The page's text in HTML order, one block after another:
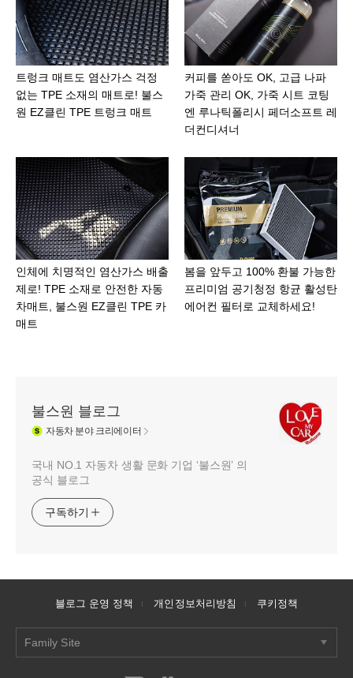
트렁크 매트도 염산가스 걱정
없는 TPE 소재의 매트로! 불스
원 EZ클린 TPE 트렁크 매트
커피를 쏟아도 OK, 고급 나파
가죽 관리 OK, 가죽 시트 코팅
엔 루나틱폴리시 페더소프트 레
더컨디셔너
인체에 치명적인 염산가스 배출
제로! TPE 소재로 안전한 자동
차매트, 불스원 EZ클린 TPE 카
매트
봄을 앞두고 100% 환불 가능한
프리미엄 공기청정 항균 활성탄
에어컨 필터로 교체하세요!
불스원 블로그
자동차분야 크리에이터
국내 NO.1 자동차 생활 문화 기업 ‘불스원’ 의
공식 블로그
구독하기
블로그 운영 정책 개인정보처리방침 쿠키정책
Family Site